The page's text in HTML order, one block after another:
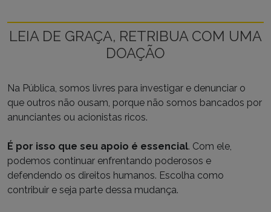
LEIA DE GRAÇA, RETRIBUA COM UMA
DOAÇÃO
Na Pública, somos livres para investigar e denunciar o
que outros não ousam, porque não somos bancados por
anunciantes ou acionistas ricos.
É por isso que seu apoio é essencial. Com ele,
podemos continuar enfrentando poderosos e
defendendo os direitos humanos. Escolha como
contribuir e seja parte dessa mudança.